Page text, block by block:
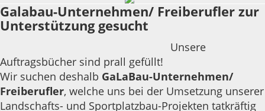
Galabau-Unternehmen/ Freiberufler zur
Unterstützung gesucht
Unsere
Auftragsbücher sind prall gefüllt!
Wir suchen deshalb GaLaBau-Unternehmen/
Freiberufler, welche uns bei der Umsetzung unserer
Landschafts- und Sportplatzbau-Projekten tatkräftig